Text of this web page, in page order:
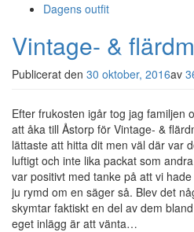
Dagens outfit
Vintage- &
Publicerat den 30 oktober, 2016av
Efter frukosten igår tog jag familjen
att åka till Åstorp för Vintage- &
lättaste att hitta dit men väl där var
luftigt och inte lika packat som
var positivt med tanke på att vi
ju rymd om en säger så. Blev det
skymtar faktiskt en del av dem
eget inlägg är att vänta…